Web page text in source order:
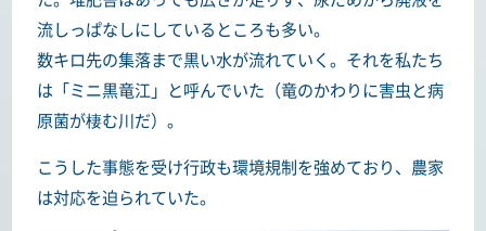
流しっぱなしにしているところも多い。
数キロ先の集落まで黒い水が流れていく。それを私たち
は「ミニ黒竜江」と呼んでいた（竜のかわりに害虫と病
原菌が棲む川だ）。
こうした事態を受け行政も環境規制を強めており、農家
は対応を迫られていた。